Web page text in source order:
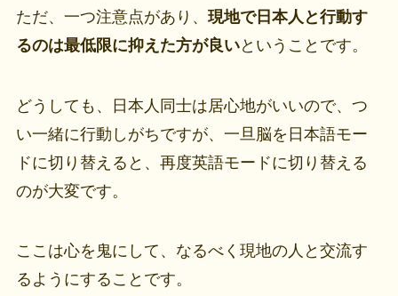
ただ、一つ注意点があり、 現地で日本人と行動す
るのは最低限に抑えた方が良いということです。
どうしても、日本人同士は居心地がいいので、つ
い一緒に行動しがちですが、一旦脳を日本語モー
ドに切り替えると、再度英語モードに切り替える
のが大変です。
ここは心を鬼にして、なるべく現地の人と交流す
るようにすることです。